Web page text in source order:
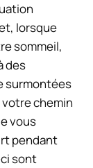
lorsque
sommeil,
des
surmontées
chemin
vous
pendant
sont